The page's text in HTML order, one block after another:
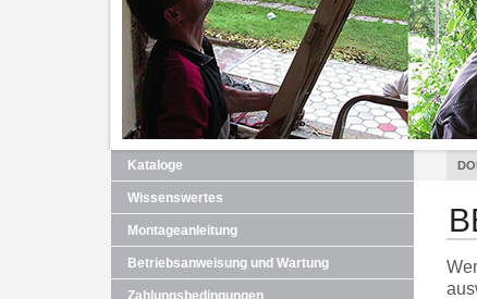
Kataloge
Wissenswertes
Montageanleitung
Betriebsanweisung und Wartung
Zahlungsbedingungen